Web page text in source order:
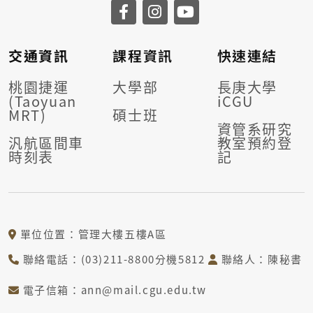
交通資訊
桃園捷運
(Taoyuan
MRT)
汎航區間車
時刻表
課程資訊
大學部
碩士班
快速連結
長庚大學
iCGU
資管系研究
教室預約登
記
單位位置：管理大樓五樓A區
聯絡電話：(03)211-8800分機5812
聯絡人：陳秘書
電子信箱：ann@mail.cgu.edu.tw